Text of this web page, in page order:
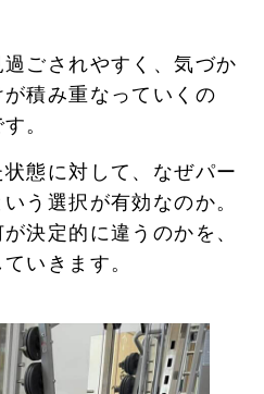
ごされやすく、気づか
積み重なっていくの
。
態に対して、なぜパー
う選択が有効なのか。
決定的に違うのかを、
いきます。